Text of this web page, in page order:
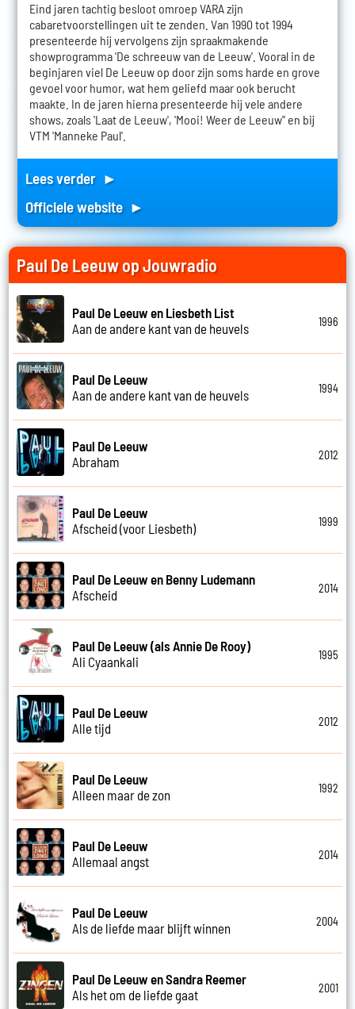
Eind jaren tachtig besloot omroep VARA zijn
cabaretvoorstellingen uit te zenden. Van 1990 tot 1994
presenteerde hij vervolgens zijn spraakmakende
showprogramma 'De schreeuw van de Leeuw'. Vooral in de
beginjaren viel De Leeuw op door zijn soms harde en grove
gevoel voor humor, wat hem geliefd maar ook berucht
maakte. In de jaren hierna presenteerde hij vele andere
shows, zoals 'Laat de Leeuw', 'Mooi! Weer de Leeuw'' en bij
VTM 'Manneke Paul'.
Lees verder ►
Officiele website ►
Paul De Leeuw op Jouwradio
Paul De Leeuw en Liesbeth List
Aan de andere kant van de heuvels
1996
Paul De Leeuw
Aan de andere kant van de heuvels
1994
Paul De Leeuw
Abraham
2012
Paul De Leeuw
Afscheid (voor Liesbeth)
1999
Paul De Leeuw en Benny Ludemann
Afscheid
2014
Paul De Leeuw (als Annie De Rooy)
Ali Cyaankali
1995
Paul De Leeuw
Alle tijd
2012
Paul De Leeuw
Alleen maar de zon
1992
Paul De Leeuw
Allemaal angst
2014
Paul De Leeuw
Als de liefde maar blijft winnen
2004
Paul De Leeuw en Sandra Reemer
Als het om de liefde gaat
2001